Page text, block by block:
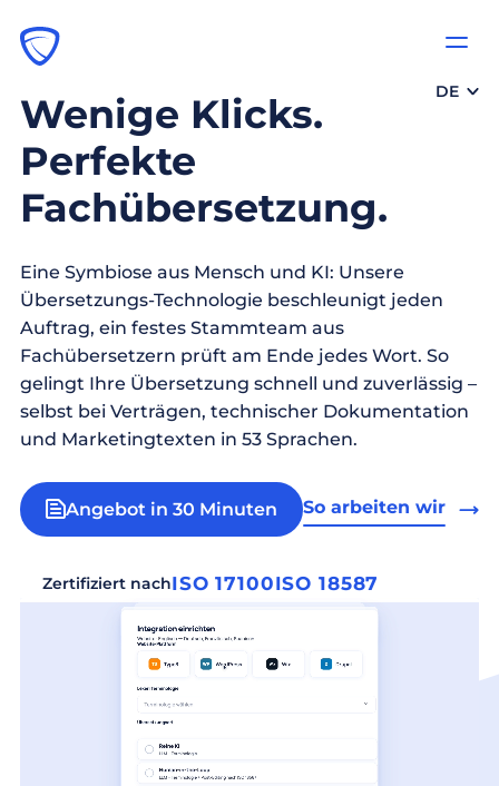
DE
Wenige Klicks.
Perfekte
Fachübersetzung.
Eine Symbiose aus Mensch und KI: Unsere
Übersetzungs-Technologie beschleunigt jeden
Auftrag, ein festes Stammteam aus
Fachübersetzern prüft am Ende jedes Wort. So
gelingt Ihre Übersetzung schnell und zuverlässig –
selbst bei Verträgen, technischer Dokumentation
und Marketingtexten in 53 Sprachen.
Angebot in 30 Minuten So arbeiten wir
Zertifiziert nachISO 17100ISO 18587